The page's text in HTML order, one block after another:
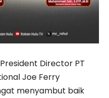
Director PT
Joe Ferry
menyambut baik